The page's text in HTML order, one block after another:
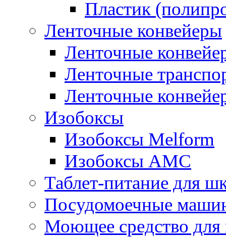
Пластик
Ленточные конвейеры
Ленточные
Ленточные
Ленточные
Изобоксы
Изобоксы Melform
Изобоксы AMC
Таблет-питание для
Посудомоечные
Моющее средство для